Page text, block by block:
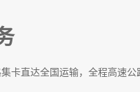
卡直达全国运输，全程高速公